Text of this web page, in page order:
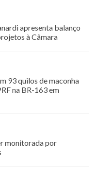
apresenta balanço
à Câmara
93 quilos de maconha
na BR-163 em
monitorada por